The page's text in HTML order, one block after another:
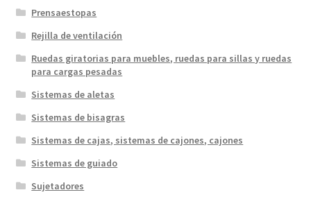
Prensaestopas
Rejilla de ventilación
Ruedas giratorias para muebles, ruedas para sillas y ruedas
para cargas pesadas
Sistemas de aletas
Sistemas de bisagras
Sistemas de cajas, sistemas de cajones, cajones
Sistemas de guiado
Sujetadores